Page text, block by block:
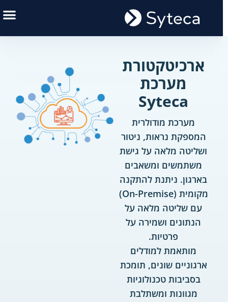
ארכיטקטורת
מערכת
Syteca
מערכת מודולרית
המספקת נראות, ניטור
ושליטה מלאה על גישת
משתמשים ומשאבים
בארגון. ניתנת להתקנה
מקומית (On-Premise)
עם שליטה מלאה על
הנתונים ושמירה על
פרטיות.
מותאמת למודלים
ארגוניים שונים, תומכת
בסביבות טכנולוגיות
מגוונות ומשתלבת